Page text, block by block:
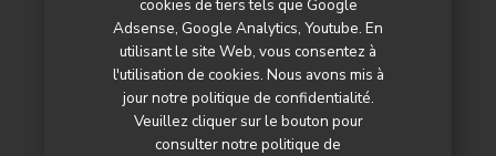
cookies de tiers tels que Google
Adsense, Google Analytics, Youtube. En
utilisant le site Web, vous consentez à
l'utilisation de cookies. Nous avons mis à
jour notre politique de confidentialité.
Veuillez cliquer sur le bouton pour
consulter notre politique de
PUBLICITÉ
Vous êtes annonceur et voulez profitez de nos
espaces publicitaires ?